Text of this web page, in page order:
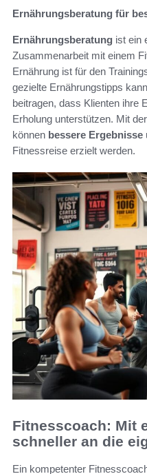
Ernährungsberatung für
Ernährungsberatung ist ein
Zusammenarbeit mit einem
Ernährung ist für den
gezielte Ernährungstipps
beitragen, dass Klienten ihre
Erholung unterstützen. Mit
können bessere Ergebnisse
Fitnessreise erzielt werden.
Fitnesscoach: Mit
schneller an die
Ein kompetenter